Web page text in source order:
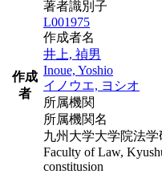
作成
者
著者識別子
L001975
作成者名
井上, 禎男
Inoue, Yoshio
イノウエ, ヨシオ
所属機関
所属機関名
九州大学大学院法
Faculty of Law,
constitusion